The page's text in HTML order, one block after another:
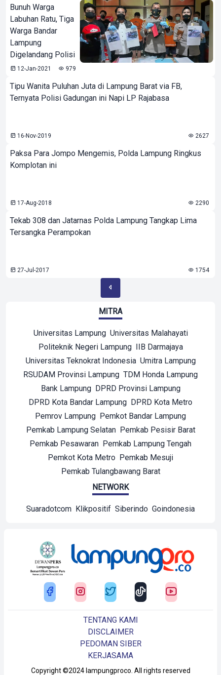
Bunuh Warga
Labuhan Ratu, Tiga
Warga Bandar
Lampung
Digelandang Polisi
12-Jan-2021 979
Tipu Wanita Puluhan Juta di Lampung Barat via FB,
Ternyata Polisi Gadungan ini Napi LP Rajabasa
16-Nov-2019 2627
Paksa Para Jompo Mengemis, Polda Lampung Ringkus
Komplotan ini
17-Aug-2018 2290
Tekab 308 dan Jatarnas Polda Lampung Tangkap Lima
Tersangka Perampokan
27-Jul-2017 1754
MITRA
Universitas Lampung Universitas Malahayati
Politeknik Negeri Lampung IIB Darmajaya
Universitas Teknokrat Indonesia Umitra Lampung
RSUDAM Provinsi Lampung TDM Honda Lampung
Bank Lampung DPRD Provinsi Lampung
DPRD Kota Bandar Lampung DPRD Kota Metro
Pemrov Lampung Pemkot Bandar Lampung
Pemkab Lampung Selatan Pemkab Pesisir Barat
Pemkab Pesawaran Pemkab Lampung Tengah
Pemkot Kota Metro Pemkab Mesuji
Pemkab Tulangbawang Barat
NETWORK
Suaradotcom Klikpositif Siberindo Goindonesia
Copyright ©2024 lampungproco. All rights reserved
TENTANG KAMI
DISCLAIMER
PEDOMAN SIBER
KERJASAMA